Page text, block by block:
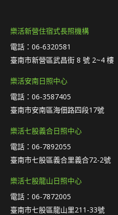
樂活新營住宿式長照機構
電話：06-6320581
臺南市新營區武昌街 8 號 2~4 樓
樂活安南日照中心
電話：06-3587405
臺南市安南區海佃路四段17號
樂活七股義合日照中心
電話：06-7892055
臺南市七股區義合里義合72-2號
樂活七股龍山日照中心
電話：06-7872005
臺南市七股區龍山里211-33號